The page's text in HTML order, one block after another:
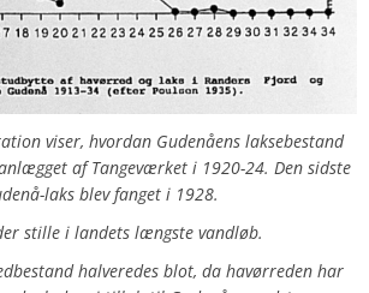
viser, hvordan Gudenåens laksebestand
af Tangeværket i 1920-24. Den sidste
laks blev fanget i 1928.
stille i landets længste vandløb.
halveredes blot, da havørreden har